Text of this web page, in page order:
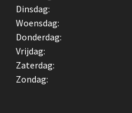
Dinsdag:
Woensdag:
Donderdag:
Vrijdag:
Zaterdag:
Zondag: